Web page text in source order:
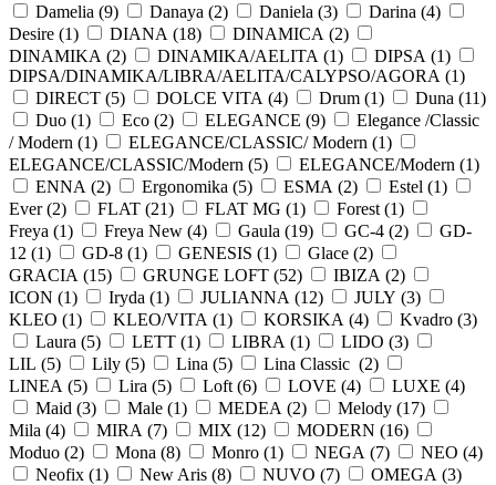
Damelia (9) Danaya (2) Daniela (3) Darina (4)
Desire (1) DIANA (18) DINAMICA (2)
DINAMIKA (2) DINAMIKA/AELITA (1) DIPSA (1)
DIPSA/DINAMIKA/LIBRA/AELITA/CALYPSO/AGORA (1)
DIRECT (5) DOLCE VITA (4) Drum (1) Duna (11)
Duo (1) Eco (2) ELEGANCE (9)
Elegance /Classic
/ Modern (1) ELEGANCE/CLASSIC/ Modern (1)
ELEGANCE/CLASSIC/Modern (5) ELEGANCE/Modern (1)
ENNA (2) Ergonomika (5) ESMA (2) Estel (1)
Ever (2) FLAT (21) FLAT MG (1) Forest (1)
Freya (1) Freya New (4) Gaula (19) GC-4 (2)
GD-
12 (1) GD-8 (1) GENESIS (1) Glace (2)
GRACIA (15) GRUNGE LOFT (52) IBIZA (2)
ICON (1) Iryda (1) JULIANNA (12) JULY (3)
KLEO (1) KLEO/VITA (1) KORSIKA (4) Kvadro (3)
Laura (5) LETT (1) LIBRA (1) LIDO (3)
LIL (5) Lily (5) Lina (5) Lina Classic (2)
LINEA (5) Lira (5) Loft (6) LOVE (4) LUXE (4)
Maid (3) Male (1) MEDEA (2) Melody (17)
Mila (4) MIRA (7) MIX (12) MODERN (16)
Moduo (2) Mona (8) Monro (1) NEGA (7) NEO (4)
Neofix (1) New Aris (8) NUVO (7) OMEGA (3)